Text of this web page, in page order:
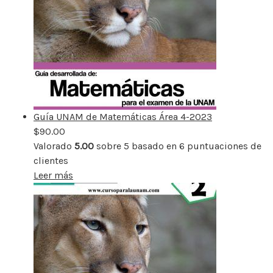
Guía UNAM de Matemáticas Área 4-2023
$90.00
Valorado 5.00 sobre 5 basado en 6 puntuaciones de
clientes
Leer más